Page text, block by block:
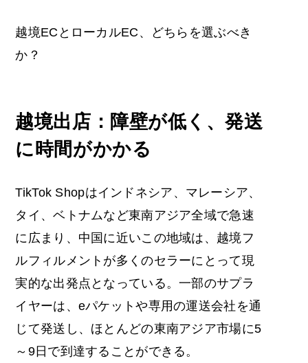
越境ECとローカルEC、どちらを選ぶべき
か？
越境出店：障壁が低く、発送
に時間がかかる
TikTok Shopはインドネシア、マレーシア、
タイ、ベトナムなど東南アジア全域で急速
に広まり、中国に近いこの地域は、越境フ
ルフィルメントが多くのセラーにとって現
実的な出発点となっている。一部のサプラ
イヤーは、eパケットや専用の運送会社を通
じて発送し、ほとんどの東南アジア市場に5
～9日で到達することができる。